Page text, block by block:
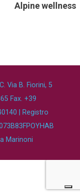
Alpine wellness
Via B. Fiorini, 5
Fax. +39
| Registro
Marinoni